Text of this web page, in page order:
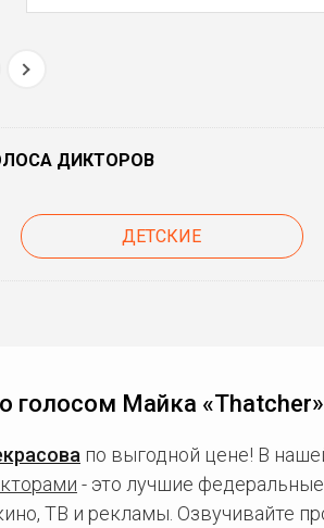
ДИКТОРОВ
ДЕТСКИЕ
голосом Майка
по выгодной цене! В
- это лучшие
ТВ и рекламы. Озвучивайте